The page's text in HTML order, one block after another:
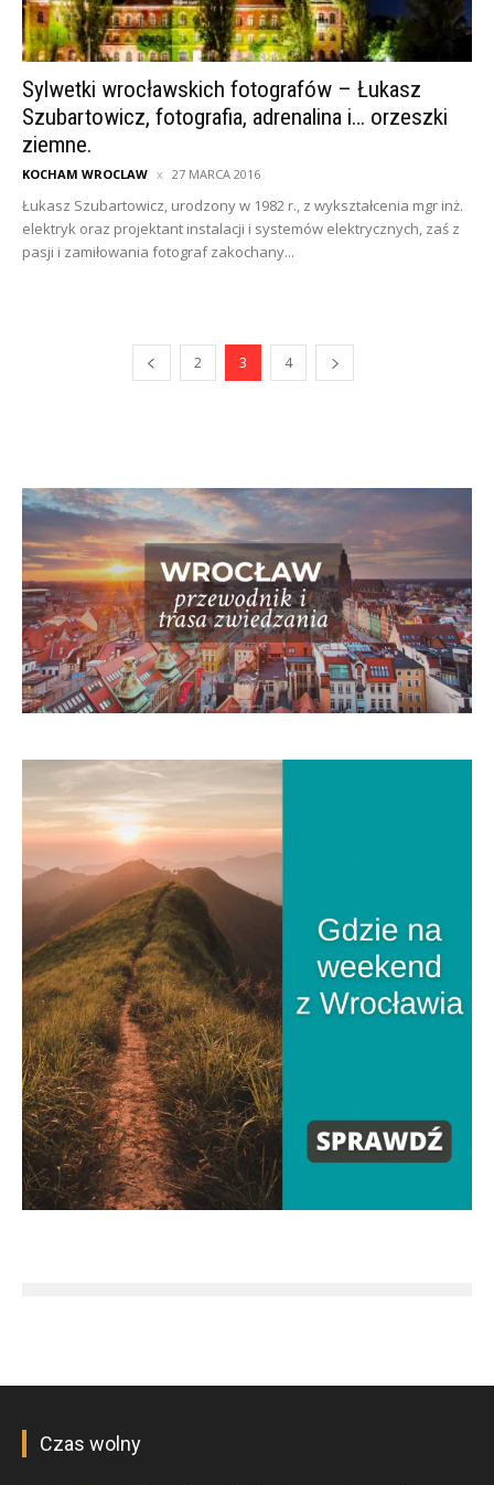
Sylwetki wrocławskich fotografów – Łukasz
Szubartowicz, fotografia, adrenalina i… orzeszki
ziemne.
KOCHAM WROCLAW 27 MARCA 2016
Łukasz Szubartowicz, urodzony w 1982 r., z wykształcenia mgr inż.
elektryk oraz projektant instalacji i systemów elektrycznych, zaś z
pasji i zamiłowania fotograf zakochany...
2 3 4
Czas wolny